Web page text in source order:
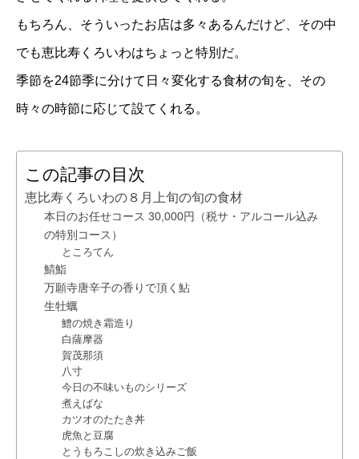
もちろん、そういったお店は多々あるんだけど、その中
でも恵比寿くろいわはちょっと特別だ。
季節を24節季に分けて日々変化する食材の旬を、その
時々の時節に応じて設てくれる。
この記事の目次
恵比寿くろいわの８月上旬の旬の食材
本日のお任せコース 30,000円（税サ・アルコール込み
の特別コース）
ところてん
鯖鮨
万願寺唐辛子の香りで頂く鮎
生牡蠣
鱧の焼き霜造り
白薩摩器
賀茂那須
八寸
今日の不味いものシリーズ
煮えばな
カツオのたたき丼
虎魚と豆腐
とうもろこしの炊き込みご飯